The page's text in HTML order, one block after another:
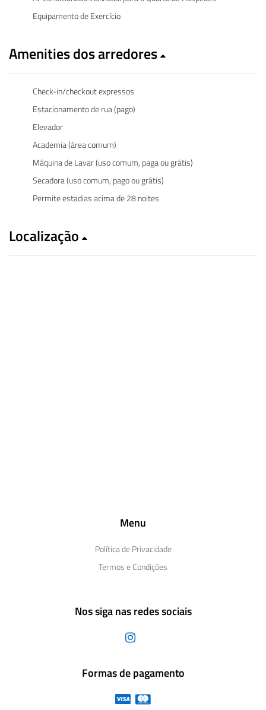
Equipamento de Exercício
Amenities dos arredores
Check-in/checkout expressos
Estacionamento de rua (pago)
Elevador
Academia (área comum)
Máquina de Lavar (uso comum, paga ou grátis)
Secadora (uso comum, pago ou grátis)
Permite estadias acima de 28 noites
Localização
Menu
Política de Privacidade
Termos e Condições
Nos siga nas redes sociais
Formas de pagamento